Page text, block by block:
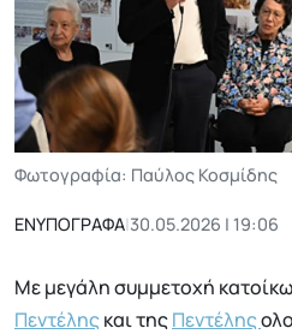
Φωτογραφία: Παύλος Κοσμίδης
ΕΝΥΠΟΓΡΑΦΑ|30.05.2026 | 19:06
Με μεγάλη συμμετοχή
Πεντέληςκαι τηςΠεντέλης